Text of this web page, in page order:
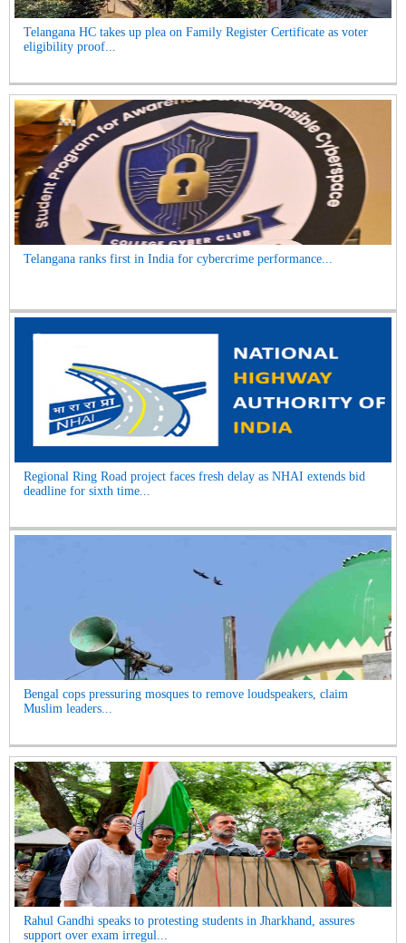
Telangana HC takes up plea on Family Register Certificate as voter
eligibility proof...
Telangana ranks first in India for cybercrime performance...
Regional Ring Road project faces fresh delay as NHAI extends bid
deadline for sixth time...
Bengal cops pressuring mosques to remove loudspeakers, claim
Muslim leaders...
Rahul Gandhi speaks to protesting students in Jharkhand, assures
support over exam irregul...